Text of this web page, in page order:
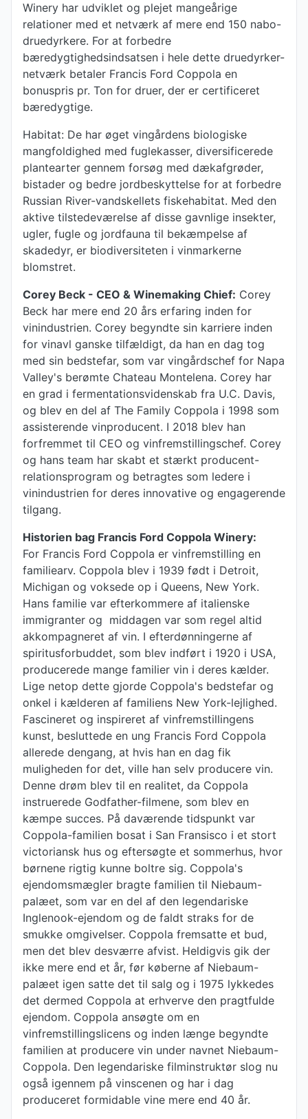
Winery har udviklet og plejet mangeårige
relationer med et netværk af mere end 150 nabo-
druedyrkere. For at forbedre
bæredygtighedsindsatsen i hele dette druedyrker-
netværk betaler Francis Ford Coppola en
bonuspris pr. Ton for druer, der er certificeret
bæredygtige.
Habitat: De har øget vingårdens biologiske
mangfoldighed med fuglekasser, diversificerede
plantearter gennem forsøg med dækafgrøder,
bistader og bedre jordbeskyttelse for at forbedre
Russian River-vandskellets fiskehabitat. Med den
aktive tilstedeværelse af disse gavnlige insekter,
ugler, fugle og jordfauna til bekæmpelse af
skadedyr, er biodiversiteten i vinmarkerne
blomstret.
Corey Beck - CEO & Winemaking Chief: Corey
Beck har mere end 20 års erfaring inden for
vinindustrien. Corey begyndte sin karriere inden
for vinavl ganske tilfældigt, da han en dag tog
med sin bedstefar, som var vingårdschef for Napa
Valley's berømte Chateau Montelena. Corey har
en grad i fermentationsvidenskab fra U.C. Davis,
og blev en del af The Family Coppola i 1998 som
assisterende vinproducent. I 2018 blev han
forfremmet til CEO og vinfremstillingschef. Corey
og hans team har skabt et stærkt producent-
relationsprogram og betragtes som ledere i
vinindustrien for deres innovative og engagerende
tilgang.
Historien bag Francis Ford Coppola Winery:
For Francis Ford Coppola er vinfremstilling en
familiearv. Coppola blev i 1939 født i Detroit,
Michigan og voksede op i Queens, New York.
Hans familie var efterkommere af italienske
immigranter og middagen var som regel altid
akkompagneret af vin. I efterdønningerne af
spiritusforbuddet, som blev indført i 1920 i USA,
producerede mange familier vin i deres kælder.
Lige netop dette gjorde Coppola's bedstefar og
onkel i kælderen af familiens New York-lejlighed.
Fascineret og inspireret af vinfremstillingens
kunst, besluttede en ung Francis Ford Coppola
allerede dengang, at hvis han en dag fik
muligheden for det, ville han selv producere vin.
Denne drøm blev til en realitet, da Coppola
instruerede Godfather-filmene, som blev en
kæmpe succes. På daværende tidspunkt var
Coppola-familien bosat i San Fransisco i et stort
victoriansk hus og eftersøgte et sommerhus, hvor
børnene rigtig kunne boltre sig. Coppola's
ejendomsmægler bragte familien til Niebaum-
palæet, som var en del af den legendariske
Inglenook-ejendom og de faldt straks for de
smukke omgivelser. Coppola fremsatte et bud,
men det blev desværre afvist. Heldigvis gik der
ikke mere end et år, før køberne af Niebaum-
palæet igen satte det til salg og i 1975 lykkedes
det dermed Coppola at erhverve den pragtfulde
ejendom. Coppola ansøgte om en
vinfremstillingslicens og inden længe begyndte
familien at producere vin under navnet Niebaum-
Coppola. Den legendariske filminstruktør slog nu
også igennem på vinscenen og har i dag
produceret formidable vine mere end 40 år.